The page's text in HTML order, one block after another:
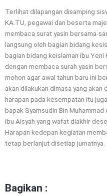
Terlihat dilapangan disamping
KA.TU, pegawai dan beserta
membaca surat yasin bersama-
langsung oleh bagian bidang
bagian bidang keislaman ibu
dengan membaca surah yasin
mohon agar awal tahun baru ini
akan dilakukan dimasa yang
harapan pada kesempatan itu
bapak Syamsudin Bin
ibu Aisyah yang wafat diakhir
Harapan kedepan kegiatan
tetap berlanjut disetiap jumatnya.
Bagikan :